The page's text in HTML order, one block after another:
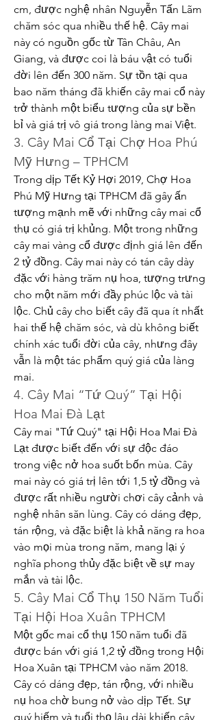
cm, được nghệ nhân Nguyễn Tấn Lãm
chăm sóc qua nhiều thế hệ. Cây mai
này có nguồn gốc từ Tân Châu, An
Giang, và được coi là báu vật có tuổi
đời lên đến 300 năm. Sự tồn tại qua
bao năm tháng đã khiến cây mai cổ này
trở thành một biểu tượng của sự bền
bỉ và giá trị vô giá trong làng mai Việt.
3. Cây Mai Cổ Tại Chợ Hoa Phú
Mỹ Hưng – TPHCM
Trong dịp Tết Kỷ Hợi 2019, Chợ Hoa
Phú Mỹ Hưng tại TPHCM đã gây ấn
tượng mạnh mẽ với những cây mai cổ
thụ có giá trị khủng. Một trong những
cây mai vàng cổ được định giá lên đến
2 tỷ đồng. Cây mai này có tán cây dày
đặc với hàng trăm nụ hoa, tượng trưng
cho một năm mới đầy phúc lộc và tài
lộc. Chủ cây cho biết cây đã qua ít nhất
hai thế hệ chăm sóc, và dù không biết
chính xác tuổi đời của cây, nhưng đây
vẫn là một tác phẩm quý giá của làng
mai.
4. Cây Mai “Tứ Quý” Tại Hội
Hoa Mai Đà Lạt
Cây mai "Tứ Quý" tại Hội Hoa Mai Đà
Lạt được biết đến với sự độc đáo
trong việc nở hoa suốt bốn mùa. Cây
mai này có giá trị lên tới 1,5 tỷ đồng và
được rất nhiều người chơi cây cảnh và
nghệ nhân săn lùng. Cây có dáng đẹp,
tán rộng, và đặc biệt là khả năng ra hoa
vào mọi mùa trong năm, mang lại ý
nghĩa phong thủy đặc biệt về sự may
mắn và tài lộc.
5. Cây Mai Cổ Thụ 150 Năm Tuổi
Tại Hội Hoa Xuân TPHCM
Một gốc mai cổ thụ 150 năm tuổi đã
được bán với giá 1,2 tỷ đồng trong Hội
Hoa Xuân tại TPHCM vào năm 2018.
Cây có dáng đẹp, tán rộng, với nhiều
nụ hoa chờ bung nở vào dịp Tết. Sự
quý hiếm và tuổi thọ lâu dài khiến cây